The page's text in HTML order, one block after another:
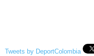
Tweets by DeportColombia